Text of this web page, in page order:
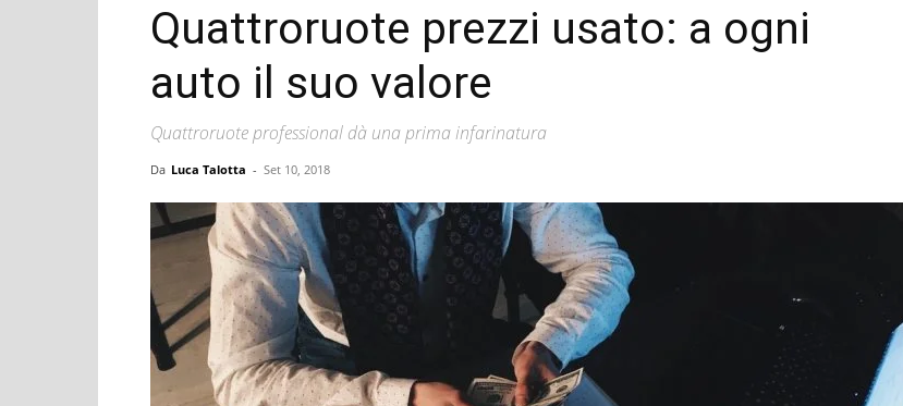
Quattroruote prezzi usato: a ogni
auto il suo valore
Quattroruote professional dà una prima infarinatura
Da Luca Talotta - Set 10, 2018